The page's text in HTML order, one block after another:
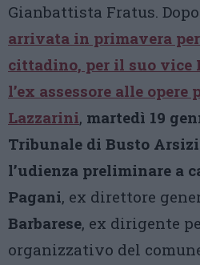
Gianbattista Fratus.
arrivata in primavera
cittadino, per il suo vice
l’ex assessore alle
Lazzarini, martedì 19
Tribunale di Busto
l’udienza preliminare a
Pagani, ex direttore
Barbarese, ex dirigente
organizzativo del